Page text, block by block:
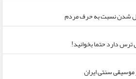
شدن نسبت به حرف مردم
دارد حتما بخوانید!
سنتی ایران